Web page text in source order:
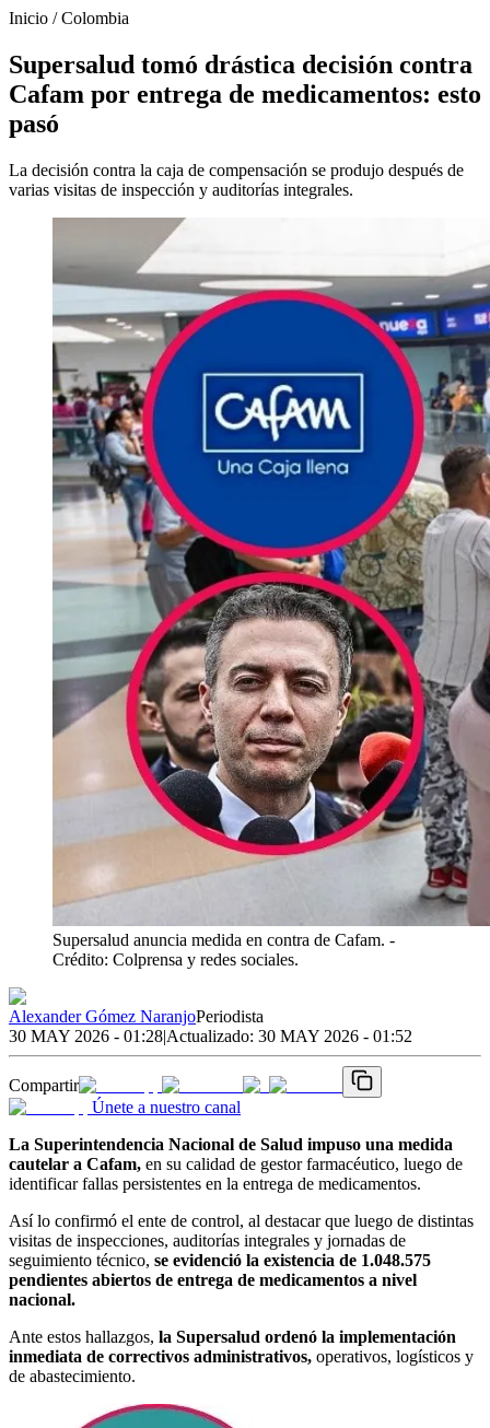
Inicio /Colombia
Supersalud tomó drástica decisión contra
Cafam por entrega de medicamentos: esto
pasó
La decisión contra la caja de compensación se produjo después de
varias visitas de inspección y auditorías integrales.
Supersalud anuncia medida en contra de Cafam. -
Crédito: Colprensa y redes sociales.
Alexander Gómez NaranjoPeriodista
30 MAY 2026 - 01:28|Actualizado: 30 MAY 2026 - 01:52
Compartir
Únete a nuestro canal
La Superintendencia Nacional de Salud impuso una medida
cautelar a Cafam, en su calidad de gestor farmacéutico, luego de
identificar fallas persistentes en la entrega de medicamentos.
Así lo confirmó el ente de control, al destacar que luego de distintas
visitas de inspecciones, auditorías integrales y jornadas de
seguimiento técnico, se evidenció la existencia de 1.048.575
pendientes abiertos de entrega de medicamentos a nivel
nacional.
Ante estos hallazgos, la Supersalud ordenó la implementación
inmediata de correctivos administrativos, operativos, logísticos y
de abastecimiento.